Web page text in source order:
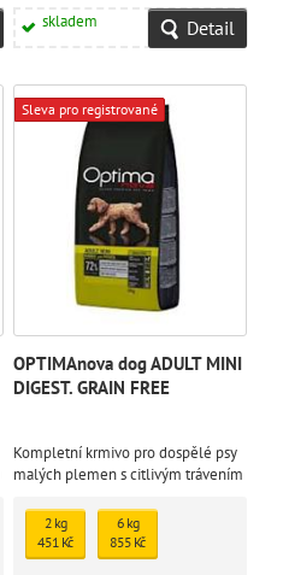
3ks
skladem Detail
Sleva pro registrované
OPTIMAnova dog ADULT MINI
DIGEST. GRAIN FREE
Kompletní krmivo pro dospělé psy
malých plemen s citlivým trávením
2 kg
451 Kč
6 kg
855 Kč